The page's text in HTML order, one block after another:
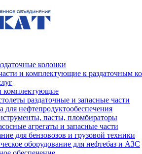
колонки
и комплектующие к раздаточным
комплектующие
раздаточные и запасные части
для нефтепродуктообеспечения
пасты, пломбираторы
агрегаты и запасные части
для бензовозов и грузовой техники
оборудование для нефтебаз и АЗС